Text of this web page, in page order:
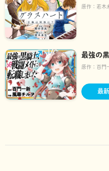
原作： 若木
最強の
原作： 百門
最